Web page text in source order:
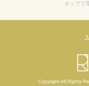
タップで
Copyright All Rights